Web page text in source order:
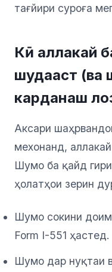
тағйири суроға
Кӣ аллакай
шудааст (ва
карданаш
Аксари
мехонанд,
Шумо ба қайд
ҳолатҳои зерин
Шумо сокини
Form I-551 ҳастед.
Шумо дар нуқтаи